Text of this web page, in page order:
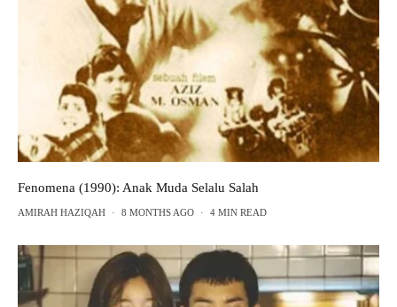
Fenomena (1990): Anak Muda Selalu Salah
AMIRAH HAZIQAH · 8 MONTHS AGO · 4 MIN READ